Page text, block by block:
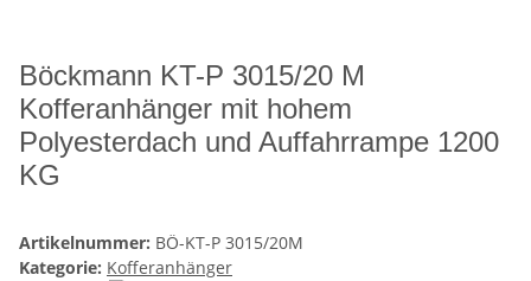
Böckmann KT-P 3015/20 M
Kofferanhänger mit hohem
Polyesterdach und Auffahrrampe 1200
KG
Artikelnummer: BÖ-KT-P 3015/20M
Kategorie: Kofferanhänger